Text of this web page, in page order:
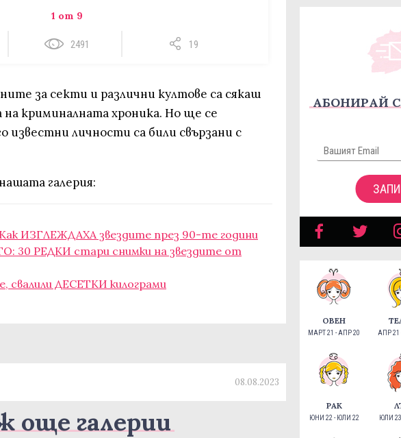
1 от 9
2491 19
за секти и различни култове са сякаш
криминалната хроника. Но ще се
известни личности са били свързани с
галерия:
ИЗГЛЕЖДАХА звездите през 90-те години
30 РЕДКИ стари снимки на звездите от
свалили ДЕСЕТКИ килограми
08.08.2023
още галерии
АБОНИРАЙ
ОВЕН
МАРТ 21 - АПР 20 АПР 21
РАК
ЮНИ 22 - ЮЛИ 22 ЮЛИ